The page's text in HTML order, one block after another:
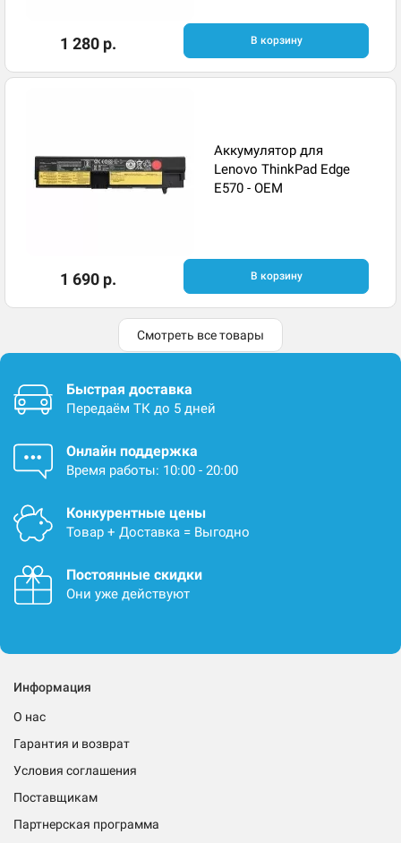
1 280 р. В корзину
Аккумулятор для
Lenovo ThinkPad Edge
E570 - OEM
1 690 р. В корзину
Смотреть все товары
Быстрая доставка
Передаём ТК до 5 дней
Онлайн поддержка
Время работы: 10:00 - 20:00
Конкурентные цены
Товар + Доставка = Выгодно
Постоянные скидки
Они уже действуют
Информация
О нас
Гарантия и возврат
Условия соглашения
Поставщикам
Партнерская программа